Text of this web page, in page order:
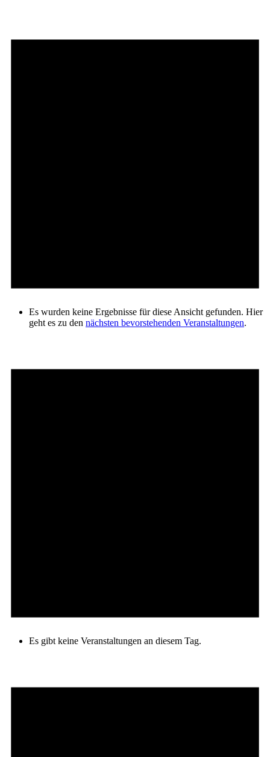
Es wurden keine Ergebnisse für diese Ansicht gefunden. Hier
geht es zu den nächsten bevorstehenden Veranstaltungen.
Es gibt keine Veranstaltungen an diesem Tag.